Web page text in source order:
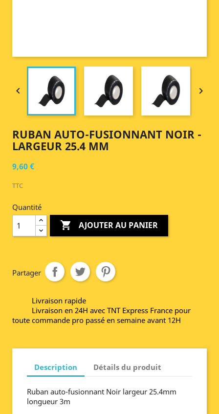
 
RUBAN AUTO-FUSIONNANT NOIR -
LARGEUR 25.4 MM
9,60 €
TTC
Quantité
 AJOUTER AU PANIER
Partager
Livraison rapide
Livraison en 24H avec TNT Express France pour
toute commande pro passé en semaine avant 12H
Description Détails du produit
Ruban auto-fusionnant Noir largeur 25.4mm
longueur 3m